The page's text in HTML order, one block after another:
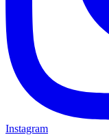
Instagram